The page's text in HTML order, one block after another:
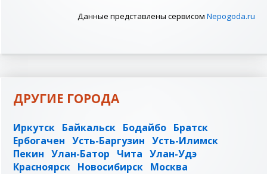
Данные представлены сервисом Nepogoda.ru
ДРУГИЕ ГОРОДА
Иркутск Байкальск Бодайбо Братск
Ербогачен Усть-Баргузин Усть-Илимск
Пекин Улан-Батор Чита Улан-Удэ
Красноярск Новосибирск Москва